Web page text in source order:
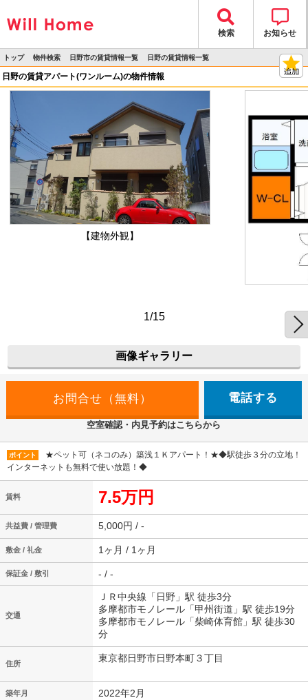
検索 お知らせ
トップ
>
物件検索
>
日野市の賃貸情報一覧
>
日野の賃貸情報一覧
>
日野の賃貸アパート(ワンルーム)の物件情報
【建物外観】
1/15
画像ギャラリー
電話する
空室確認・内見予約はこちらから
ポイント
★ペット可（ネコのみ）築浅１Ｋアパート！★◆駅徒歩３分の立地！
インターネットも無料で使い放題！◆
賃料 7.5万円
共益費 / 管理費 5,000円 / -
敷金 / 礼金 1ヶ月 / 1ヶ月
保証金 / 敷引 - / -
交通
ＪＲ中央線「日野」駅 徒歩3分
多摩都市モノレール「甲州街道」駅 徒歩19分
多摩都市モノレール「柴崎体育館」駅 徒歩30
分
住所 東京都日野市日野本町３丁目
築年月 2022年2月